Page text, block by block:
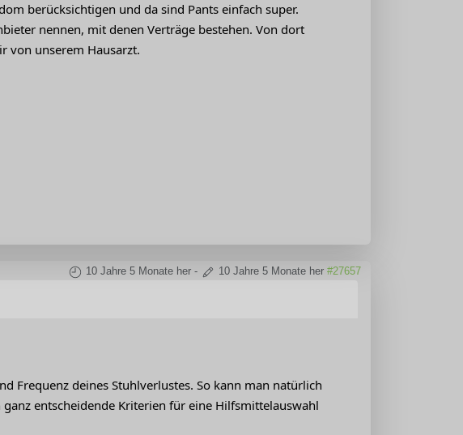
berücksichtigen und da sind Pants einfach super.
nennen, mit denen Verträge bestehen. Von dort
von unserem Hausarzt.
10 Jahre 5 Monate her - 10 Jahre 5 Monate her #27657
Frequenz deines Stuhlverlustes. So kann man natürlich
entscheidende Kriterien für eine Hilfsmittelauswahl